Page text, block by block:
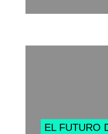
EL FUTURO